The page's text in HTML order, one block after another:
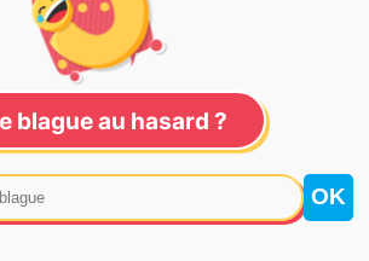
blague au hasard ?